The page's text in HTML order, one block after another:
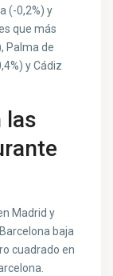
(-0,2%) y
que más
Palma de
y Cádiz
las
Madrid y
baja
cuadrado en